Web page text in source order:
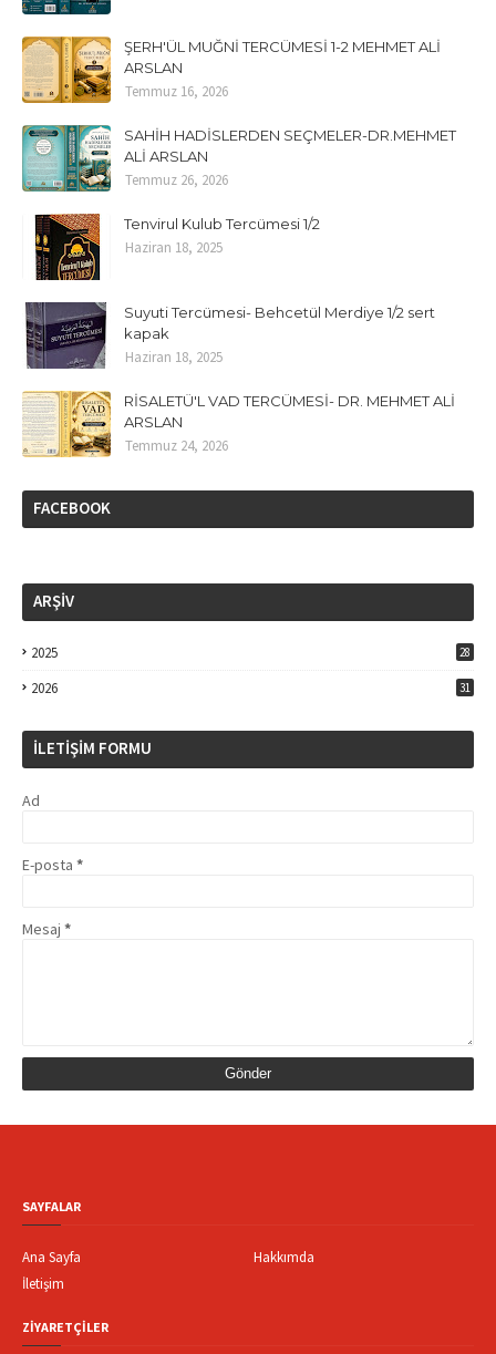
ŞERH'ÜL MUĞNİ TERCÜMESİ 1-2 MEHMET ALİ
ARSLAN
Temmuz 16, 2026
SAHİH HADİSLERDEN SEÇMELER-DR.MEHMET
ALİ ARSLAN
Temmuz 26, 2026
Tenvirul Kulub Tercümesi 1/2
Haziran 18, 2025
Suyuti Tercümesi- Behcetül Merdiye 1/2 sert
kapak
Haziran 18, 2025
RİSALETÜ'L VAD TERCÜMESİ- DR. MEHMET ALİ
ARSLAN
Temmuz 24, 2026
FACEBOOK
ARŞİV
2025 28
2026 31
İLETİŞİM FORMU
Ad
E-posta *
Mesaj *
SAYFALAR
Ana Sayfa
Hakkımda
İletişim
ZİYARETÇİLER